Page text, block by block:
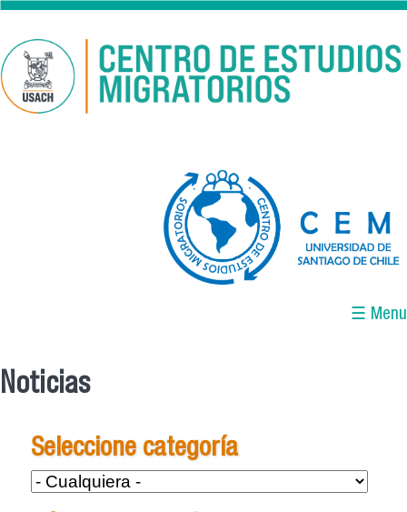
Pasar al contenido principal
☰ Menu
Noticias
Seleccione categoría